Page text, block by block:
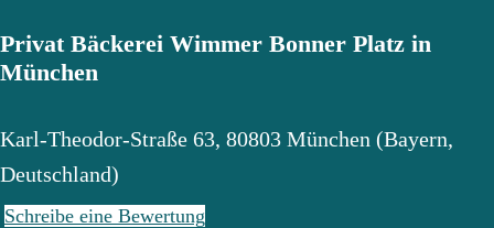
Privat Bäckerei Wimmer Bonner Platz in
München
Karl-Theodor-Straße 63, 80803 München (Bayern,
Deutschland)
Schreibe eine Bewertung